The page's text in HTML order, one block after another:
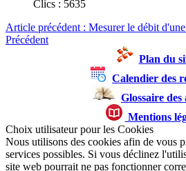
Clics : 5635
Article précédent : Mesurer le débit
Précédent
Plan du
Calendier des
Glossaire des
Mentions
Choix utilisateur pour les Cookies
Nous utilisons des cookies afin de vous
services possibles. Si vous déclinez
site web pourrait ne pas fonctionner